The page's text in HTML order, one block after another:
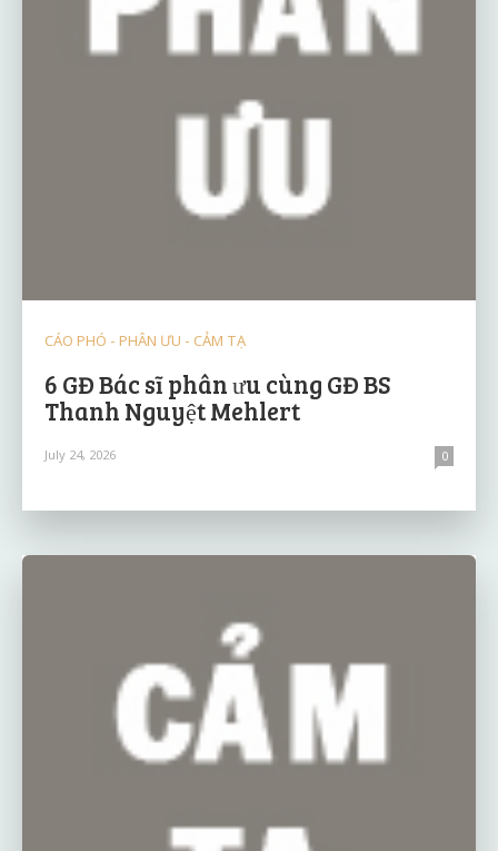
CÁO PHÓ - PHÂN ƯU - CẢM TẠ
6 GĐ Bác sĩ phân ưu cùng GĐ BS
Thanh Nguyệt Mehlert
July 24, 2026 0